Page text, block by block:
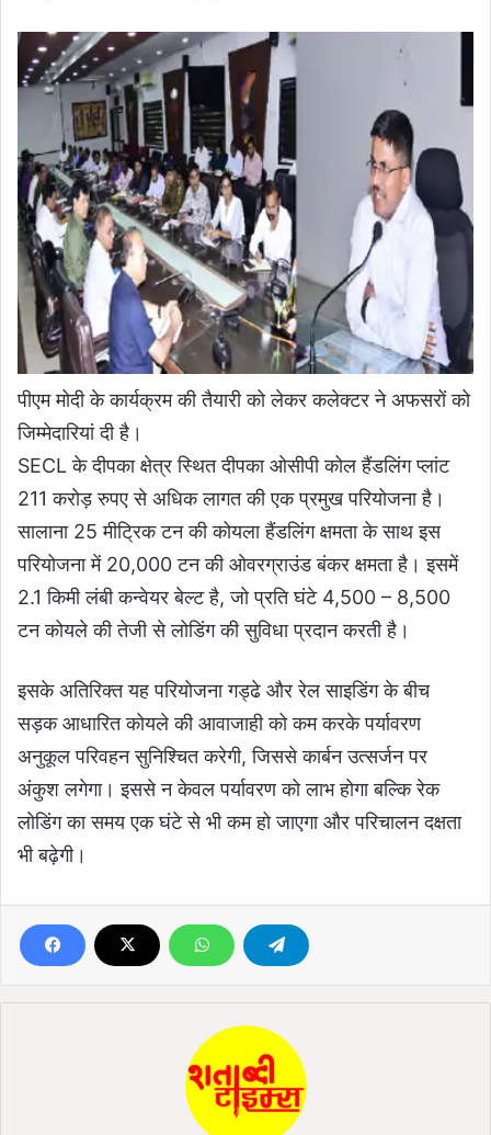
पीएम मोदी के कार्यक्रम की तैयारी को लेकर कलेक्टर ने अफसरों को
जिम्मेदारियां दी है।
SECL के दीपका क्षेत्र स्थित दीपका ओसीपी कोल हैंडलिंग प्लांट
211 करोड़ रुपए से अधिक लागत की एक प्रमुख परियोजना है।
सालाना 25 मीट्रिक टन की कोयला हैंडलिंग क्षमता के साथ इस
परियोजना में 20,000 टन की ओवरग्राउंड बंकर क्षमता है। इसमें
2.1 किमी लंबी कन्वेयर बेल्ट है, जो प्रति घंटे 4,500 – 8,500
टन कोयले की तेजी से लोडिंग की सुविधा प्रदान करती है।
इसके अतिरिक्त यह परियोजना गड्ढे और रेल साइडिंग के बीच
सड़क आधारित कोयले की आवाजाही को कम करके पर्यावरण
अनुकूल परिवहन सुनिश्चित करेगी, जिससे कार्बन उत्सर्जन पर
अंकुश लगेगा। इससे न केवल पर्यावरण को लाभ होगा बल्कि रेक
लोडिंग का समय एक घंटे से भी कम हो जाएगा और परिचालन दक्षता
भी बढ़ेगी।